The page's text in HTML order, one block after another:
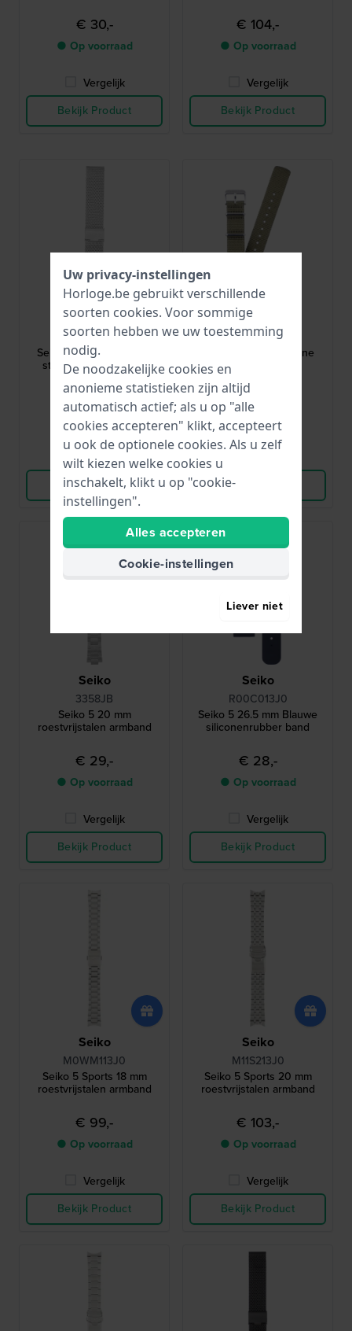
€ 30,-
● Op voorraad
Vergelijk
Bekijk Product
€ 104,-
● Op voorraad
Vergelijk
Bekijk Product
Seiko
M10D112J0
Seiko 5 22 mm roestvrij
stalen Milanese band
€ 53,-
● Op voorraad
Vergelijk
Bekijk Product
Seiko
L0LL012J0
Seiko 5 20 mm Groene
NATO band
€ 45,-
● Op voorraad
Bekijk Product
Seiko
3358JB
Seiko 5 20 mm
roestvrijstalen armband
€ 29,-
● Op voorraad
Vergelijk
Bekijk Product
Seiko
R00C013J0
Seiko 5 26.5 mm Blauwe
siliconenrubber band
€ 28,-
● Op voorraad
Vergelijk
Bekijk Product
Seiko
M0WM113J0
Seiko 5 Sports 18 mm
roestvrijstalen armband
€ 99,-
● Op voorraad
Vergelijk
Bekijk Product
Seiko
M11S213J0
Seiko 5 Sports 20 mm
roestvrijstalen armband
€ 103,-
● Op voorraad
Vergelijk
Bekijk Product
Uw privacy-instellingen
Horloge.be gebruikt verschillende
soorten cookies. Voor sommige
soorten hebben we uw toestemming
nodig.
De noodzakelijke cookies en
anonieme statistieken zijn altijd
automatisch actief; als u op "alle
cookies accepteren" klikt, accepteert
u ook de optionele cookies. Als u zelf
wilt kiezen welke cookies u
inschakelt, klikt u op "cookie-
instellingen".
Alles accepteren
Cookie-instellingen
Liever niet